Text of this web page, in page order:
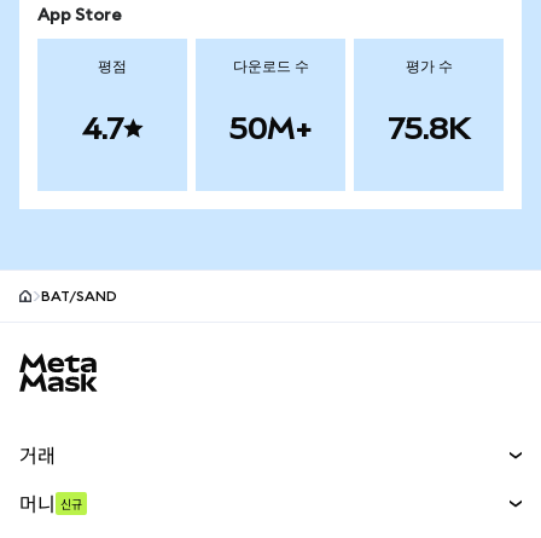
App Store
평점
4.7
다운로드 수
50M+
평가 수
75.8K
BAT/SAND
거래
머니 신규